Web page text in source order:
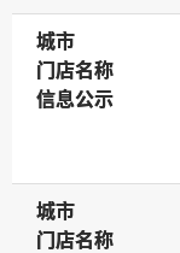
城市
城市
门店名称
门店名称
信息公示
信息公示
城市
城市
门店名称
门店名称